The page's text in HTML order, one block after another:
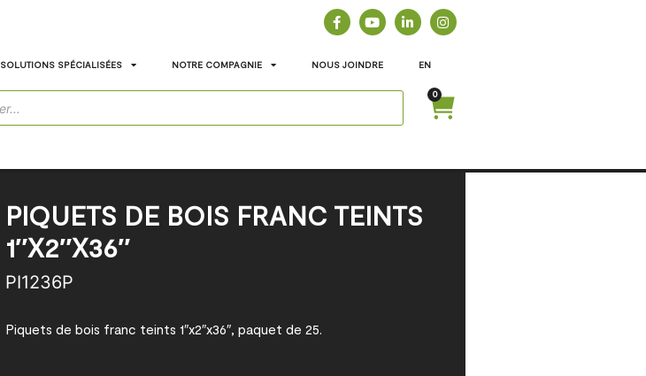
SOLUTIONS SPÉCIALISÉES NOTRE COMPAGNIE NOUS JOINDRE EN
0
PIQUETS DE BOIS FRANC TEINTS
1″X2″X36″
PI1236P
Piquets de bois franc teints 1″x2″x36″, paquet de 25.